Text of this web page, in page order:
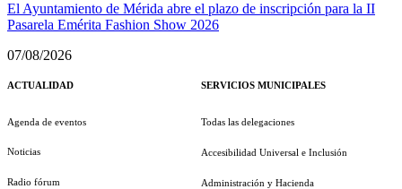
El Ayuntamiento de Mérida abre el plazo de inscripción para la II
Pasarela Emérita Fashion Show 2026
07/08/2026
ACTUALIDAD
Agenda de eventos
Noticias
Radio fórum
SERVICIOS MUNICIPALES
Todas las delegaciones
Accesibilidad Universal e Inclusión
Administración y Hacienda